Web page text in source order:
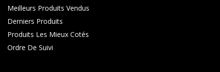
Meilleurs Produits Vendus
Derniers Produits
Produits Les Mieux Cotés
Ordre De Suivi